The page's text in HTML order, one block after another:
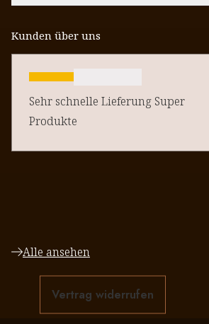
Kunden über uns
Sehr schnelle Lieferung Super
Produkte
Alle ansehen
Vertrag widerrufen